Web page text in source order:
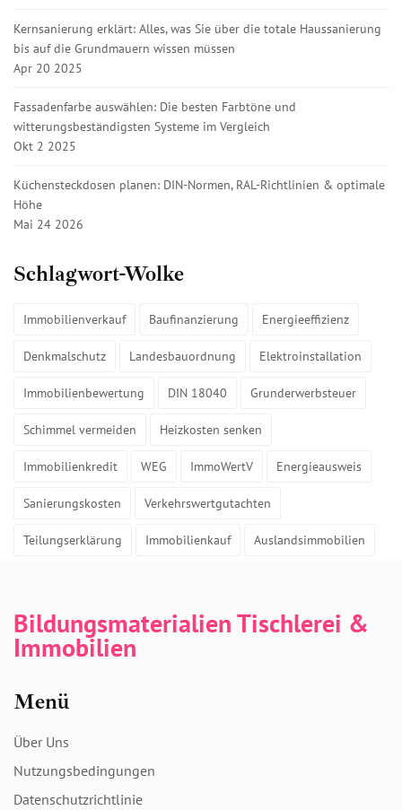
Kernsanierung erklärt: Alles, was Sie über die totale Haussanierung
bis auf die Grundmauern wissen müssen
Apr 20 2025
Fassadenfarbe auswählen: Die besten Farbtöne und
witterungsbeständigsten Systeme im Vergleich
Okt 2 2025
Küchensteckdosen planen: DIN-Normen, RAL-Richtlinien & optimale
Höhe
Mai 24 2026
Schlagwort-Wolke
Immobilienverkauf Baufinanzierung Energieeffizienz
Denkmalschutz Landesbauordnung Elektroinstallation
Immobilienbewertung DIN 18040 Grunderwerbsteuer
Schimmel vermeiden Heizkosten senken
Immobilienkredit WEG ImmoWertV Energieausweis
Sanierungskosten Verkehrswertgutachten
Teilungserklärung Immobilienkauf Auslandsimmobilien
Bildungsmaterialien Tischlerei &
Immobilien
Menü
Über Uns
Nutzungsbedingungen
Datenschutzrichtlinie